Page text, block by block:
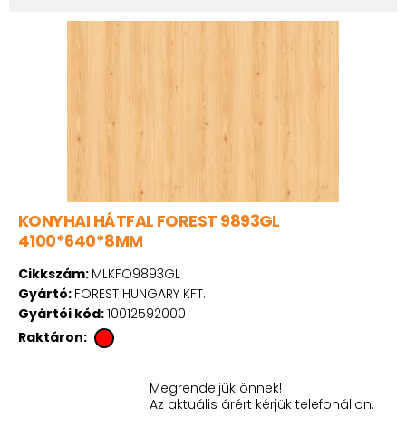
KONYHAI HÁTFAL FOREST 9893GL
4100*640*8MM
Cikkszám: MLKFO9893GL
Gyártó: FOREST HUNGARY KFT.
Gyártói kód:10012592000
Raktáron:
Megrendeljük önnek!
Az aktuális árért kérjük telefonáljon.